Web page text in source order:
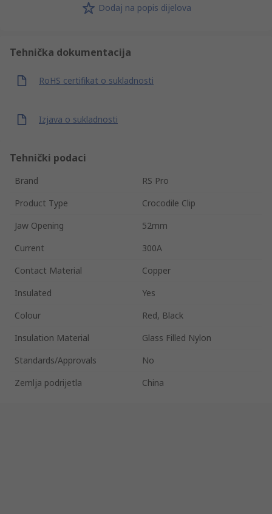
Dodaj na popis dijelova
Tehnička dokumentacija
RoHS certifikat o sukladnosti
Izjava o sukladnosti
Tehnički podaci
Brand
RS Pro
Product Type
Crocodile Clip
Jaw Opening
52mm
Current
300A
Contact Material
Copper
Insulated
Yes
Colour
Red, Black
Insulation Material
Glass Filled Nylon
Standards/Approvals
No
Zemlja podrijetla
China